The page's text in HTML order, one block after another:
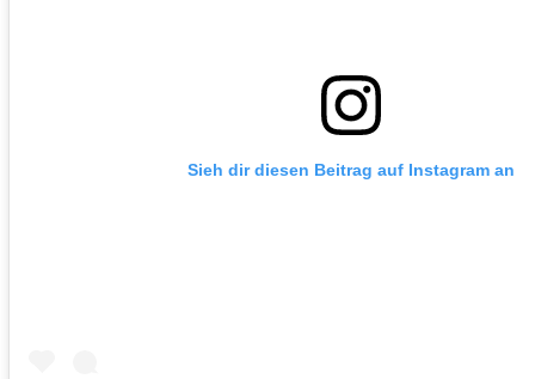
Sieh dir diesen Beitrag auf Instagram an